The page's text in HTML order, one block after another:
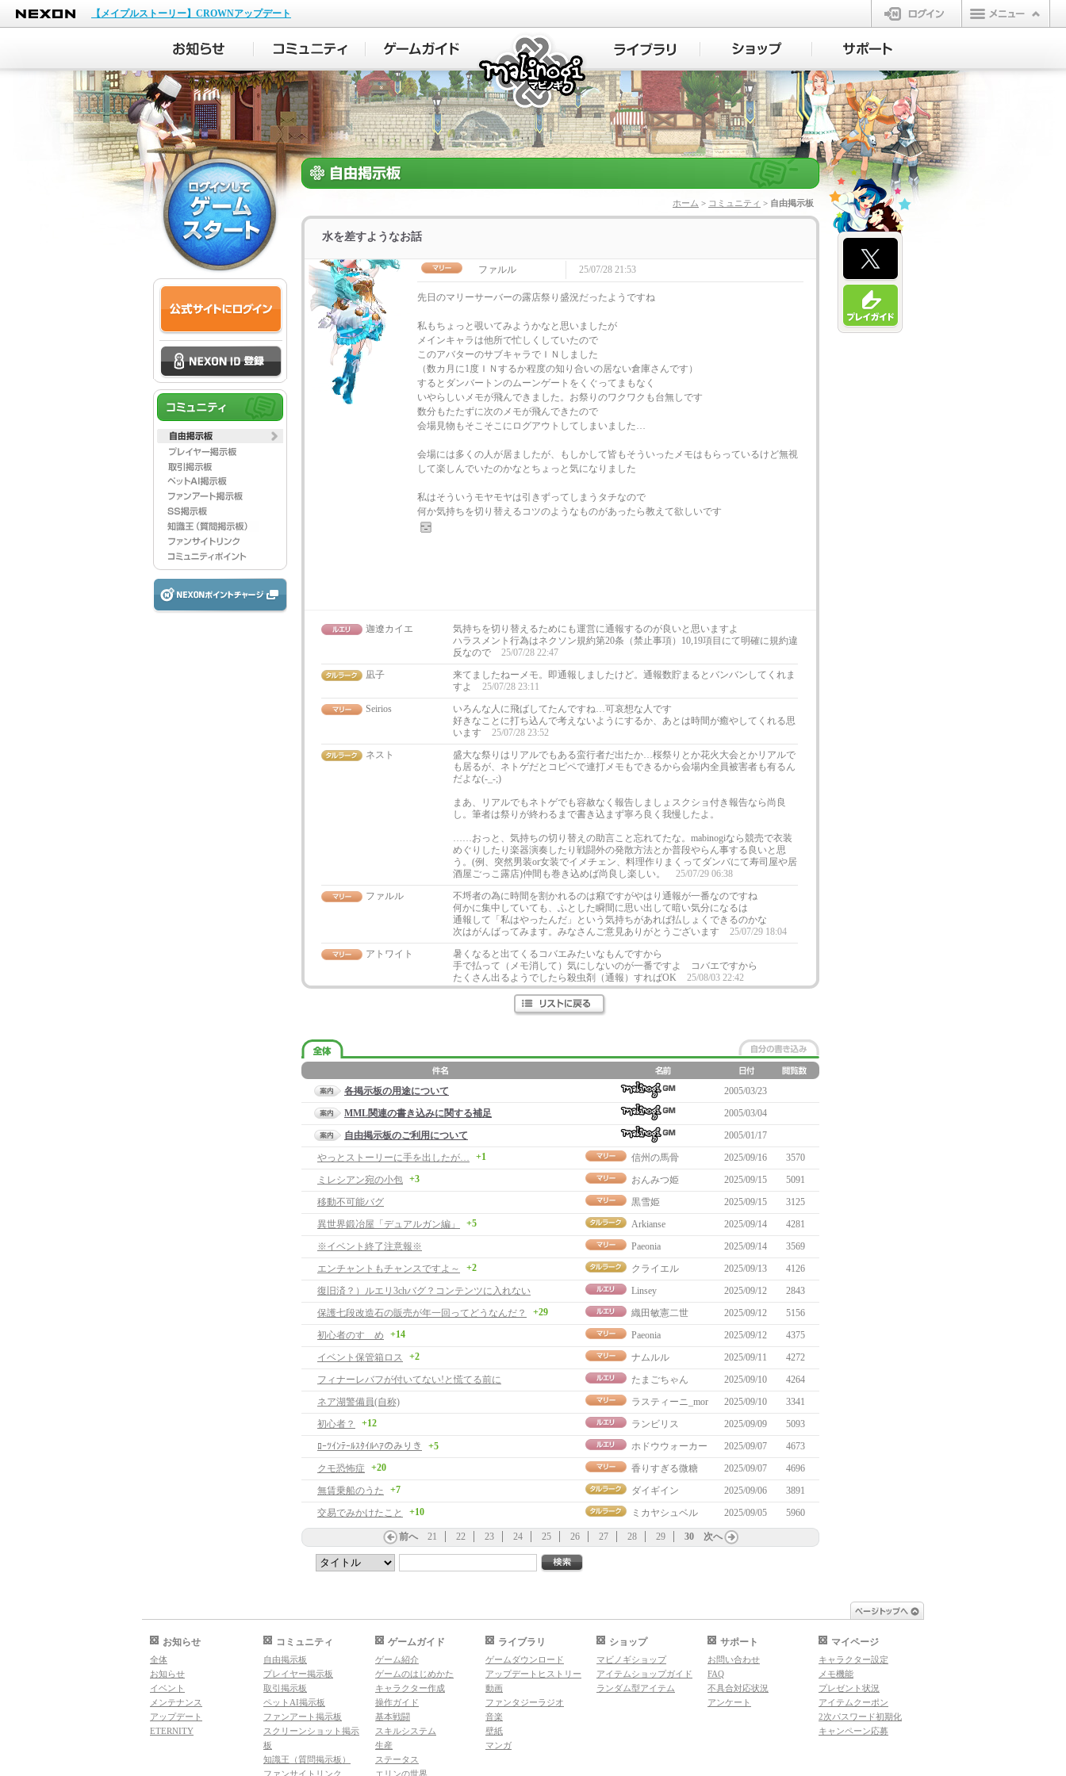
NEXON
【メイプルストーリー】CROWNアップデート
ログイン
マビノギ
ホーム > コミュニティ > 自由掲示板
水を差すようなお話
ファルル 25/07/28 21:53
先日のマリーサーバーの露店祭り盛況だったようですね
私もちょっと覗いてみようかなと思いましたが
メインキャラは他所で忙しくしていたので
このアバターのサブキャラでＩＮしました
（数カ月に1度ＩＮするか程度の知り合いの居ない倉庫さんです）
するとダンバートンのムーンゲートをくぐってまもなく
いやらしいメモが飛んできました。お祭りのワクワクも台無しです
数分もたたずに次のメモが飛んできたので
会場見物もそこそこにログアウトしてしまいました…
会場には多くの人が居ましたが、もしかして皆もそういったメモはもらっているけど無視
して楽しんでいたのかなとちょっと気になりました
私はそういうモヤモヤは引きずってしまうタチなので
何か気持ちを切り替えるコツのようなものがあったら教えて欲しいです
迦遼カイエ
気持ちを切り替えるためにも運営に通報するのが良いと思いますよ
ハラスメント行為はネクソン規約第20条（禁止事項）10,19項目にて明確に規約違
反なので
25/07/28 22:47
凪子
来てましたねーメモ。即通報しましたけど。通報数貯まるとバンバンしてくれま
すよ
25/07/28 23:11
Seirios
いろんな人に飛ばしてたんですね…可哀想な人です
好きなことに打ち込んで考えないようにするか、あとは時間が癒やしてくれる思
います
25/07/28 23:52
ネスト
盛大な祭りはリアルでもある蛮行者だ出たか…桜祭りとか花火大会とかリアルで
も居るが、ネトゲだとコピペで連打メモもできるから会場内全員被害者も有るん
だよな(-_-;)
まあ、リアルでもネトゲでも容赦なく報告しましょスクショ付き報告なら尚良
し。筆者は祭りが終わるまで書き込まず寧ろ良く我慢したよ。
……おっと、気持ちの切り替えの助言こと忘れてたな。mabinogiなら競売で衣装
めぐりしたり楽器演奏したり戦闘外の発散方法とか普段やらん事する良いと思
う。(例、突然男装or女装でイメチェン、料理作りまくってダンバにて寿司屋や居
酒屋ごっこ露店)仲間も巻き込めば尚良し楽しい。
25/07/29 06:38
ファルル
不埒者の為に時間を割かれるのは癪ですがやはり通報が一番なのですね
何かに集中していても、ふとした瞬間に思い出して暗い気分になるは
通報して「私はやったんだ」という気持ちがあれば払しょくできるのかな
次はがんばってみます。みなさんご意見ありがとうございます
25/07/29 18:04
アトワイト
暑くなると出てくるコバエみたいなもんですから
手で払って（メモ消して）気にしないのが一番ですよ コバエですから
たくさん出るようでしたら殺虫剤（通報）すればOK
25/08/03 22:42
各掲示板の用途について
2005/03/23
MML関連の書き込みに関する補足
2005/03/04
自由掲示板のご利用について
2005/01/17
やっとストーリーに手を出したが…
+1 信州の馬骨 2025/09/16
3570
ミレシアン宛の小包 +3 おんみつ姫 2025/09/15
5091
移動不可能バグ
黒雪姫 2025/09/15
3125
異世界鍛冶屋「デュアルガン編」
+5 Arkianse 2025/09/14
4281
※イベント終了注意報※
Paeonia 2025/09/14
3569
エンチャントもチャンスですよ～
+2 クライエル 2025/09/13
4126
復旧済？）ルエリ3chバグ？コンテンツに入れない
Linsey 2025/09/12
2843
保護七段改造石の販売が年一回ってどうなんだ？
+29 織田敏憲二世 2025/09/12
5156
初心者のすゝめ
+14 Paeonia 2025/09/12
4375
イベント保管箱ロス
+2 ナムルル 2025/09/11
4272
フィナーレバフが付いてない!と慌てる前に
たまごちゃん 2025/09/10
4264
ネア湖警備員(自称)
ラスティーニ_mor 2025/09/10
3341
初心者？
+12 ランビリス 2025/09/09
5093
ﾛｰﾂｲﾝﾃｰﾙｽﾀｲﾙﾍｱのみりき
+5 ホドウウォーカー 2025/09/07
4673
クモ恐怖症
+20 香りすぎる微糖 2025/09/07
4696
無賃乗船のうた
+7 ダイギイン 2025/09/06
3891
交易でみかけたこと
+10 ミカヤシュベル 2025/09/05 5960
前へ 21 22 23 24 25 26 27 28 29 30 次へ
お知らせ
全体
お知らせ
イベント
メンテナンス
アップデート
ETERNITY
コミュニティ
自由掲示板
プレイヤー掲示板
取引掲示板
ペットAI掲示板
ファンアート掲示板
スクリーンショット掲示
板
知識王（質問掲示板）
ファンサイトリンク
ゲームガイド
ゲーム紹介
ゲームのはじめかた
キャラクター作成
操作ガイド
基本戦闘
スキルシステム
生産
ステータス
エリンの世界
ライブラリ
ゲームダウンロード
アップデートヒストリー
動画
ファンタジーラジオ
音楽
壁紙
マンガ
ショップ
マビノギショップ
アイテムショップガイド
ランダム型アイテム
サポート
お問い合わせ
FAQ
不具合対応状況
アンケート
マイページ
キャラクター設定
メモ機能
プレゼント状況
アイテムクーポン
2次パスワード初期化
キャンペーン応募